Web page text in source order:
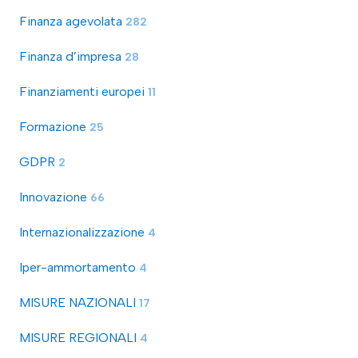
Finanza agevolata 282
Finanza d’impresa 28
Finanziamenti europei 11
Formazione 25
GDPR 2
Innovazione 66
Internazionalizzazione 4
Iper-ammortamento 4
MISURE NAZIONALI 17
MISURE REGIONALI 4